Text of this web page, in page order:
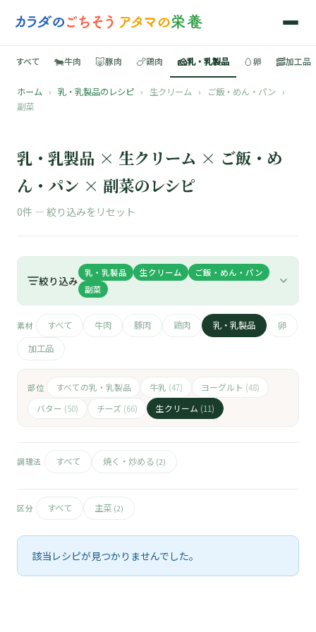
🍳
🐄
🍗
🥚
🥓
すべて 🐄牛肉 🐷豚肉 🍗鶏肉 🧀乳・乳製品 🥚卵 🥓加工品
ホーム › 乳・乳製品のレシピ › 生クリーム › ご飯・めん・パン
›
副菜
乳・乳製品 × 生クリーム × ご飯・め
ん・パン × 副菜のレシピ
0件 — 絞り込みをリセット
絞り込み
乳・乳製品 生クリーム
ご飯・めん・パン
副菜
素材 すべて 牛肉 豚肉 鶏肉 乳・乳製品
卵
加工品
部位 すべての乳・乳製品 牛乳 (47) ヨーグルト (48)
バター (50) チーズ (66) 生クリーム (11)
調理法 すべて 焼く・炒める (2)
区分 すべて 主菜 (2)
該当レシピが見つかりませんでした。